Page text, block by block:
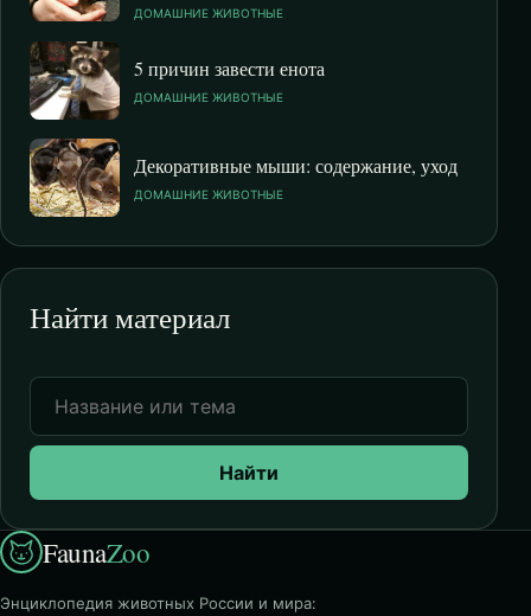
ДОМАШНИЕ ЖИВОТНЫЕ
5 причин завести енота
ДОМАШНИЕ ЖИВОТНЫЕ
Декоративные мыши: содержание, уход
ДОМАШНИЕ ЖИВОТНЫЕ
Найти материал
Найти
FaunaZoo
Энциклопедия животных России и мира: